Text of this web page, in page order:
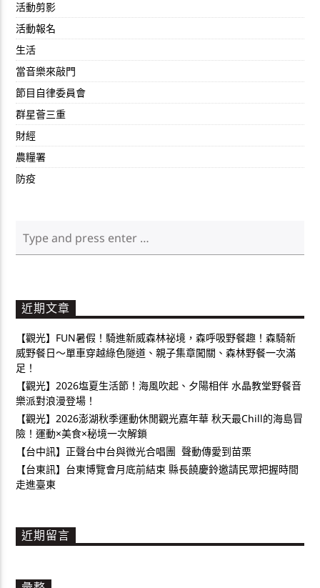
活動剪影
活動報名
生活
當音樂來敲門
節目自律委員會
群星薈三重
財經
農糧署
防疫
近期文章
【觀光】FUN暑假！騎進新威森林祕境，森呼吸野餐趣！森騎新
威野餐日～單車穿越綠色隧道、親子集章闖關、森林野餐一次滿
足！
【觀光】2026塩夏生活節！海風吹起、夕陽相伴 水晶教堂野餐音
樂派對浪漫登場！
【觀光】2026澎湖秋季運動休閒觀光嘉年華 秋天最Chill的海島冒
險！運動×美食×秘境一次解鎖
【台中訊】正聲台中台與微光合唱團 聲動傳愛到苗栗
【台東訊】台東博覽會月底前結束 縣長饒慶鈴邀請民眾把握時間
走進臺東
近期留言